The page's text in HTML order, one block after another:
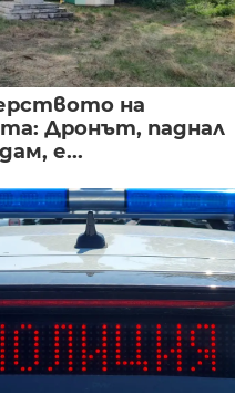
на
Дронът, паднал
е...